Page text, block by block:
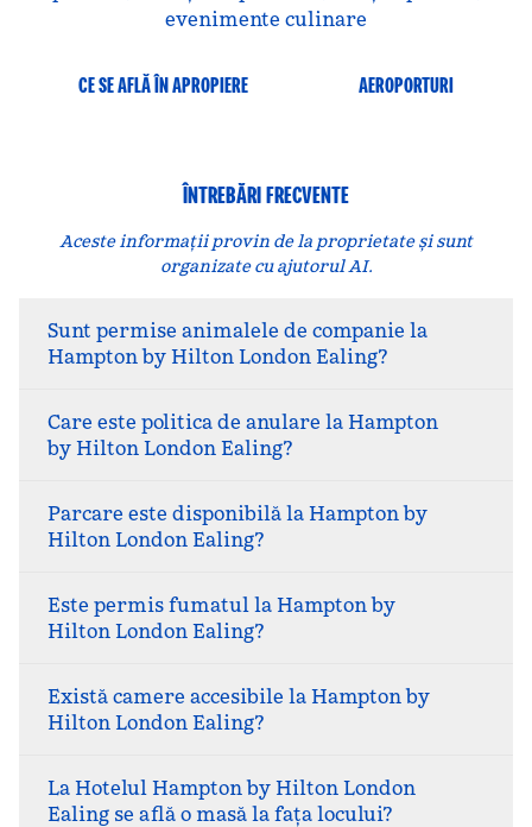
evenimente culinare
CE SE AFLĂ ÎN APROPIERE AEROPORTURI
ÎNTREBĂRI FRECVENTE
Aceste informații provin de la proprietate și sunt
organizate cu ajutorul AI.
Sunt permise animalele de companie la
Hampton by Hilton London Ealing?
Care este politica de anulare la Hampton
by Hilton London Ealing?
Parcare este disponibilă la Hampton by
Hilton London Ealing?
Este permis fumatul la Hampton by
Hilton London Ealing?
Există camere accesibile la Hampton by
Hilton London Ealing?
La Hotelul Hampton by Hilton London
Ealing se află o masă la fața locului?